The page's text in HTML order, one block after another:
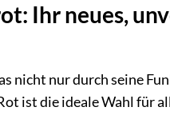
Ihr neues,
nicht nur durch seine
ist die ideale Wahl für